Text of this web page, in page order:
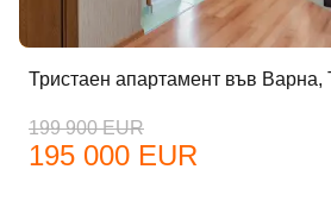
Тристаен апартамент във Варна,
199 900 EUR
195 000 EUR